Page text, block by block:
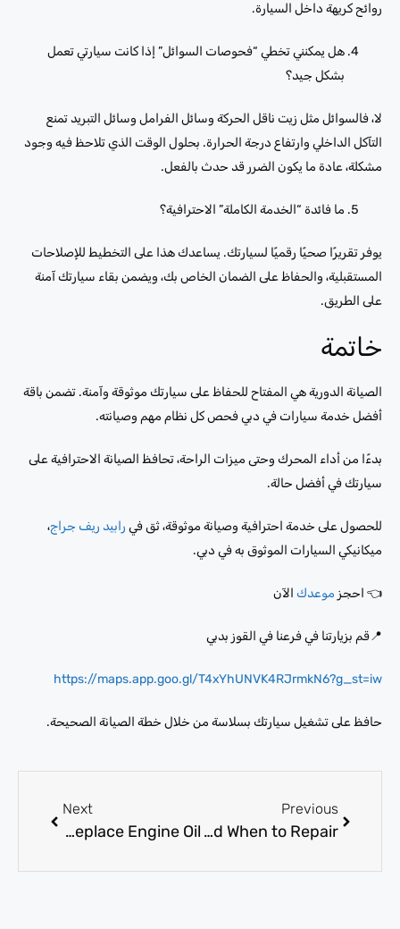
روائح كريهة داخل السيارة.
هل يمكنني تخطي “فحوصات السوائل” إذا كانت سيارتي تعمل
بشكل جيد؟
لا، فالسوائل مثل زيت ناقل الحركة وسائل الفرامل وسائل التبريد تمنع
التآكل الداخلي وارتفاع درجة الحرارة. بحلول الوقت الذي تلاحظ فيه وجود
مشكلة، عادة ما يكون الضرر قد حدث بالفعل.
ما فائدة “الخدمة الكاملة” الاحترافية؟
يوفر تقريرًا صحيًا رقميًا لسيارتك. يساعدك هذا على التخطيط للإصلاحات
المستقبلية، والحفاظ على الضمان الخاص بك، ويضمن بقاء سيارتك آمنة
على الطريق.
خاتمة
الصيانة الدورية هي المفتاح للحفاظ على سيارتك موثوقة وآمنة. تضمن باقة
أفضل خدمة سيارات في دبي فحص كل نظام مهم وصيانته.
بدءًا من أداء المحرك وحتى ميزات الراحة، تحافظ الصيانة الاحترافية على
سيارتك في أفضل حالة.
للحصول على خدمة احترافية وصيانة موثوقة، ثق في رابيد ريف جراج،
ميكانيكي السيارات الموثوق به في دبي.
👈 احجز موعدك الآن
📍قم بزيارتنا في فرعنا في القوز بدبي
https://maps.app.goo.gl/T4xYhUNVK4RJrmkN6?g_st=iw
حافظ على تشغيل سيارتك بسلاسة من خلال خطة الصيانة الصحيحة.
Previous
Steering Wheel Problems: Signs, Causes, and When to Repair
Next
Oil Change Service in Dubai: When to Replace Engine Oil